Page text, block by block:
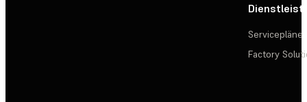
Servicepläne
Factory